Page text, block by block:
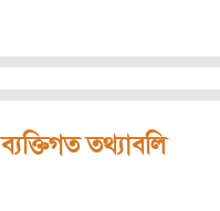
ব্যক্তিগত তথ্যাবলি